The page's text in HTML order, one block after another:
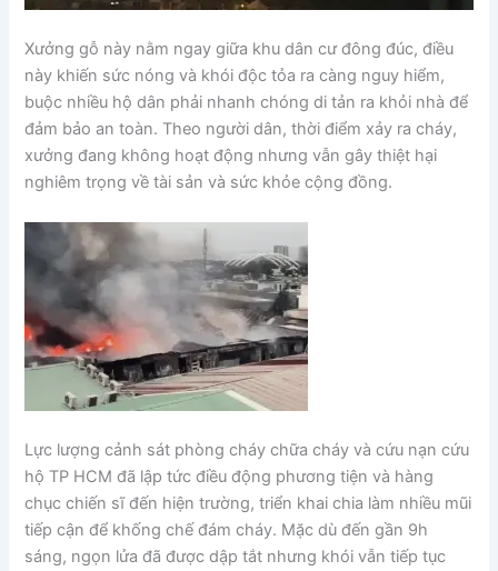
Xưởng gỗ này nằm ngay giữa khu dân cư đông đúc, điều
này khiến sức nóng và khói độc tỏa ra càng nguy hiểm,
buộc nhiều hộ dân phải nhanh chóng di tản ra khỏi nhà để
đảm bảo an toàn. Theo người dân, thời điểm xảy ra cháy,
xưởng đang không hoạt động nhưng vẫn gây thiệt hại
nghiêm trọng về tài sản và sức khỏe cộng đồng.
Lực lượng cảnh sát phòng cháy chữa cháy và cứu nạn cứu
hộ TP HCM đã lập tức điều động phương tiện và hàng
chục chiến sĩ đến hiện trường, triển khai chia làm nhiều mũi
tiếp cận để khống chế đám cháy. Mặc dù đến gần 9h
sáng, ngọn lửa đã được dập tắt nhưng khói vẫn tiếp tục